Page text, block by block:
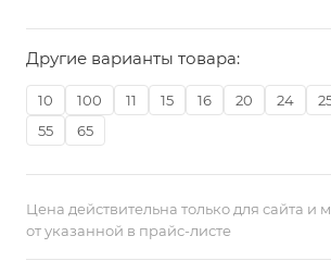
Другие варианты товара:
10 100 11 15 16 20 24
55
65
Цена действительна только для сайта и
от указанной в прайс-листе